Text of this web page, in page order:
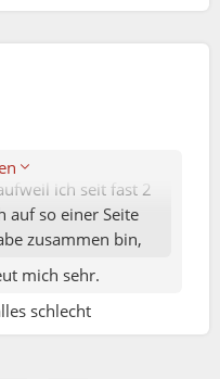
ich seit fast 2
auf so einer Seite
zusammen bin,
mich sehr.
schlecht